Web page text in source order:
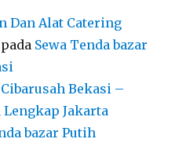
Dan Alat Catering
pada Sewa Tenda bazar
Bekasi –
Lengkap Jakarta
bazar Putih